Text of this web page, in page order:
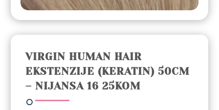
VIRGIN HUMAN HAIR
EKSTENZIJE (KERATIN) 50CM
– NIJANSA 16 25KOM